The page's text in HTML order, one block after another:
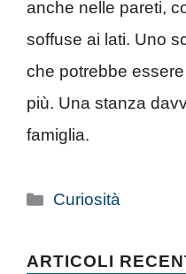
anche nelle pareti,
soffuse ai lati. Uno
che potrebbe
più. Una stanza
famiglia.
Categorie
Curiosità
ARTICOLI